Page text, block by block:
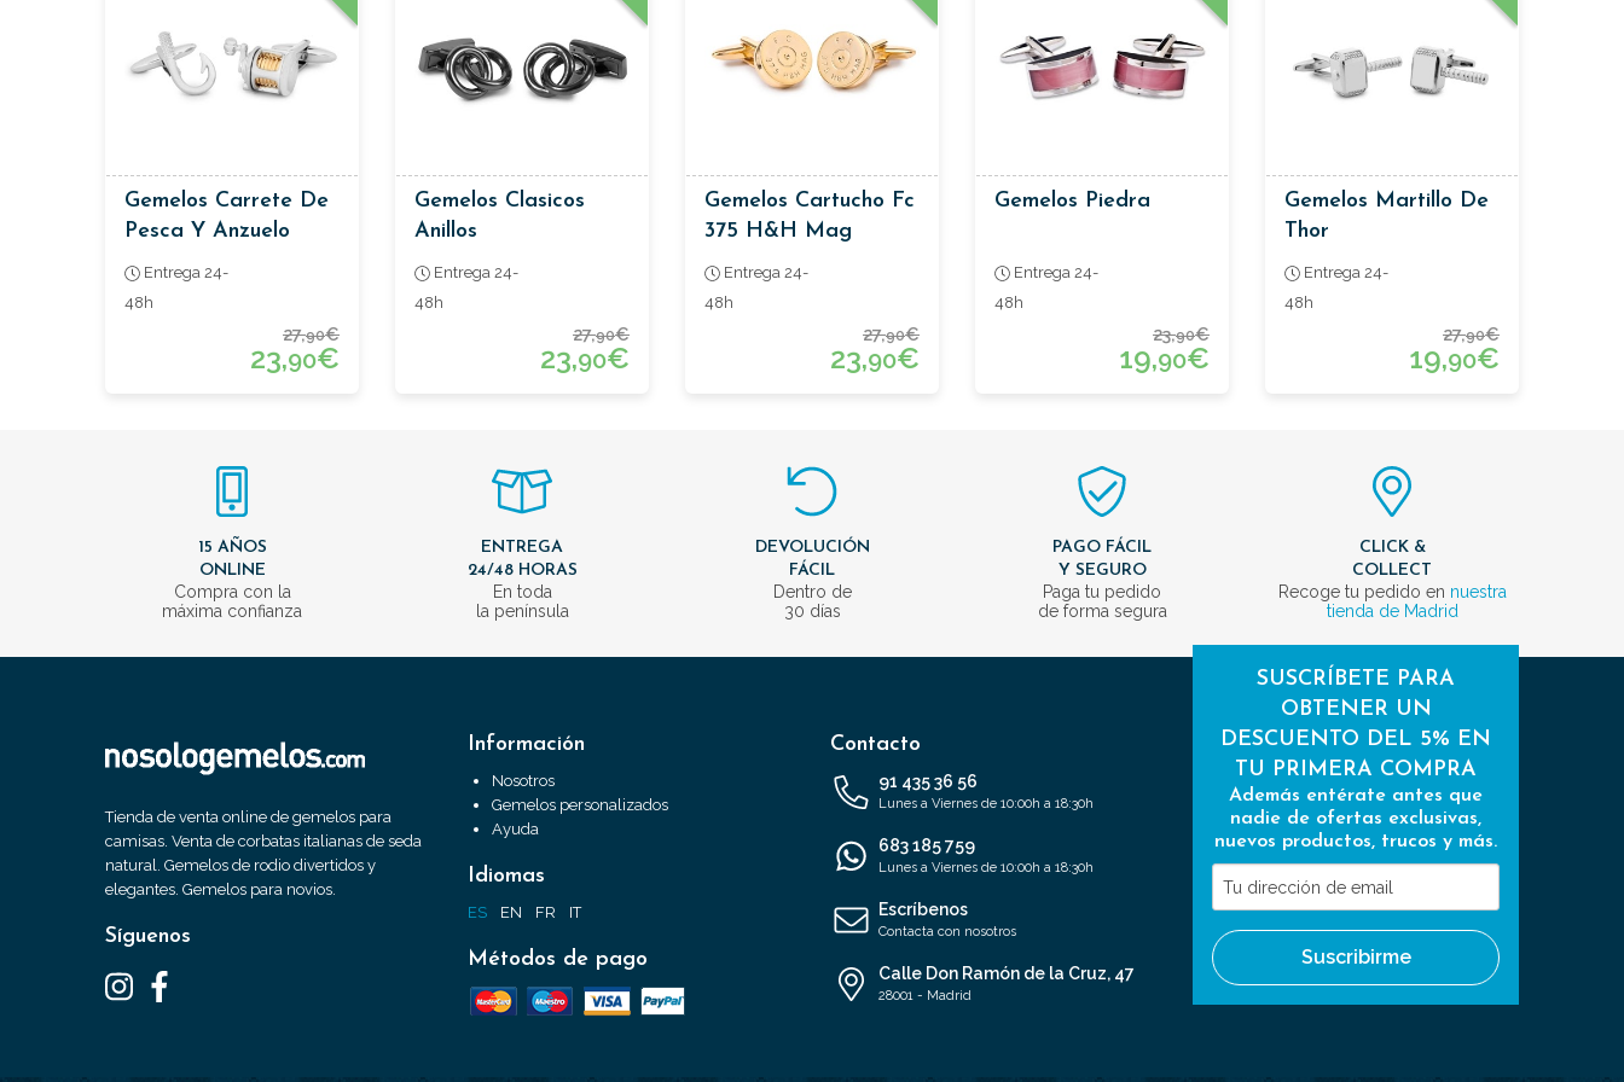
Gemelos Carrete De
Pesca Y Anzuelo
Entrega 24-
48h
27,90€
23,90€
Gemelos Clasicos
Anillos
Entrega 24-
48h
27,90€
23,90€
Gemelos Cartucho Fc
375 H&h Mag
Entrega 24-
48h
27,90€
23,90€
Gemelos Piedra
Entrega 24-
48h
23,90€
19,90€
Gemelos Martillo De
Thor
Entrega 24-
48h
27,90€
19,90€
15 AÑOS
ONLINE
Compra con la
máxima confianza
ENTREGA
24/48 HORAS
En toda
la península
DEVOLUCIÓN
FÁCIL
Dentro de
30 días
PAGO FÁCIL
Y SEGURO
Paga tu pedido
de forma segura
CLICK &
COLLECT
Recoge tu pedido en nuestra
tienda de Madrid
Tienda de venta online de gemelos para
camisas. Venta de corbatas italianas de seda
natural. Gemelos de rodio divertidos y
elegantes. Gemelos para novios.
Síguenos
Información
Nosotros
Gemelos personalizados
Ayuda
Idiomas
ES EN FR IT
Métodos de pago
Contacto
91 435 36 56
Lunes a Viernes de 10:00h a 18:30h
683 185 759
Lunes a Viernes de 10:00h a 18:30h
Escríbenos
Contacta con nosotros
Calle Don Ramón de la Cruz, 47
28001 - Madrid
SUSCRÍBETE PARA
OBTENER UN
DESCUENTO DEL 5% EN
TU PRIMERA COMPRA
Además entérate antes que
nadie de ofertas exclusivas,
nuevos productos, trucos y más.
Tu
dirección
de
email
Suscribirme